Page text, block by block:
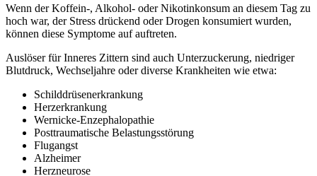
Wenn der Koffein-, Alkohol- oder Nikotinkonsum an diesem Tag zu
hoch war, der Stress drückend oder Drogen konsumiert wurden,
können diese Symptome auf auftreten.
Auslöser für Inneres Zittern sind auch Unterzuckerung, niedriger
Blutdruck, Wechseljahre oder diverse Krankheiten wie etwa:
Schilddrüsenerkrankung
Herzerkrankung
Wernicke-Enzephalopathie
Posttraumatische Belastungsstörung
Flugangst
Alzheimer
Herzneurose